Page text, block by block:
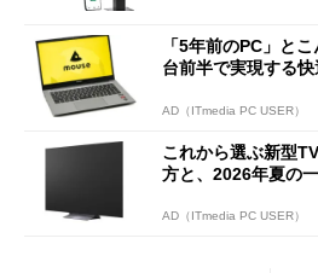
「5年前のPC」と
台前半で実現する
AD（ITmedia PC USER）
これから選ぶ新型
方と、2026年夏の
AD（ITmedia PC USER）